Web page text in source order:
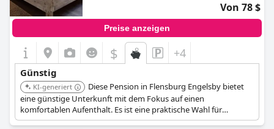
Von 78 $
Preise anzeigen
$ +4
Günstig
KI-generiert
Diese Pension in Flensburg Engelsby bietet
eine günstige Unterkunft mit dem Fokus auf einen
komfortablen Aufenthalt. Es ist eine praktische Wahl für
Reisende, die eine erschwingliche Unterkunft während ihres